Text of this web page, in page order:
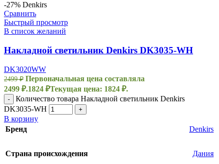
-27% Denkirs
Сравнить
Быстрый просмотр
В список желаний
Накладной светильник Denkirs DK3035-WH
DK3020WW
2499₽ Первоначальная цена составляла
2499 ₽.1824 ₽Текущая цена: 1824 ₽.
-
Количество товара Накладной светильник Denkirs
DK3035-WH
+
В корзину
Бренд
Denkirs
Страна происхождения Дания